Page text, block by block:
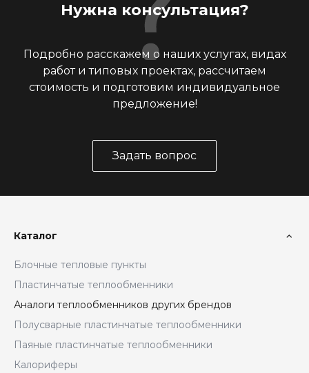
Нужна консультация?
Подробно расскажем о наших услугах, видах
работ и типовых проектах, рассчитаем
стоимость и подготовим индивидуальное
предложение!
Задать вопрос
Каталог
Блочные тепловые пункты
Пластинчатые теплообменники
Аналоги теплообменников других брендов
Полусварные пластинчатые теплообменники
Паяные пластинчатые теплообменники
Калориферы